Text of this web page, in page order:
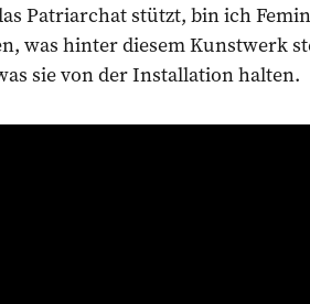
Patriarchat stützt, bin ich
was hinter diesem Kunstwerk
sie von der Installation halten.